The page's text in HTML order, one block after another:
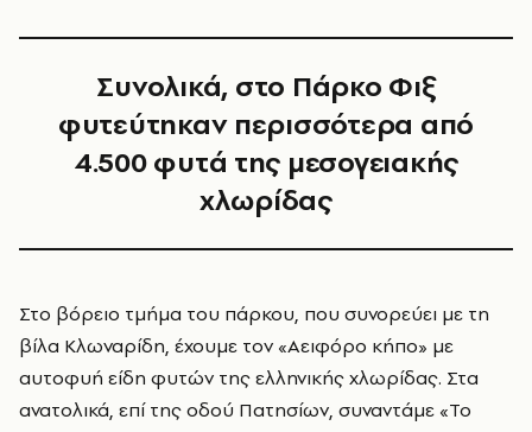
Συνολικά, στο Πάρκο Φιξ
φυτεύτηκαν περισσότερα από
4.500 φυτά της μεσογειακής
χλωρίδας
Στο βόρειο τμήμα του πάρκου, που συνορεύει με τη
βίλα Κλωναρίδη, έχουμε τον «Αειφόρο κήπο» με
αυτοφυή είδη φυτών της ελληνικής χλωρίδας. Στα
ανατολικά, επί της οδού Πατησίων, συναντάμε «Το